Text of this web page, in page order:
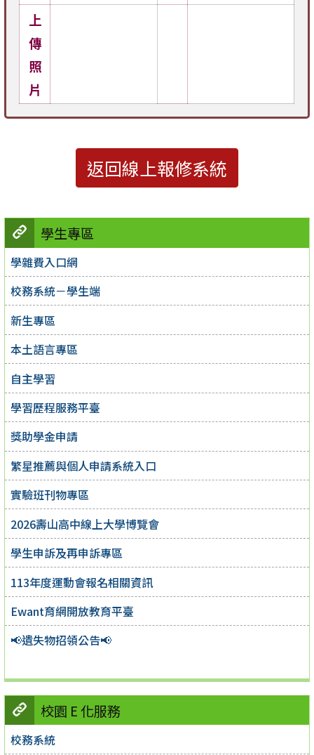
學生專區
學雜費入口網
校務系統－學生端
新生專區
本土語言專區
自主學習
學習歷程服務平臺
獎助學金申請
繁星推薦與個人申請系統入口
實驗班刊物專區
2026壽山高中線上大學博覽會
學生申訴及再申訴專區
113年度運動會報名相關資訊
Ewant育網開放教育平臺
📢遺失物招領公告📢
校園 E 化服務
校務系統
上
傳
照
片
返回線上報修系統